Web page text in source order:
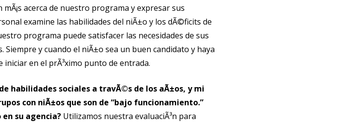
acerca de nuestro programa y expresar sus
examine las habilidades del niÃ±o y los dÃ©ficits de
programa puede satisfacer las necesidades de sus
Siempre y cuando el niÃ±o sea un buen candidato y haya
iniciar en el prÃ³ximo punto de entrada.
habilidades sociales a travÃ©s de los aÃ±os, y mi
con niÃ±os que son de “bajo funcionamiento.”
en su agencia? Utilizamos nuestra evaluaciÃ³n para